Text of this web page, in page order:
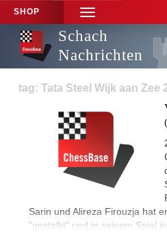
SHOP
TOGGLE
NAVIGATION
Schach
Nachrichten
tag: Tata Steel Wijk aan Zee
Sarin und Alireza Firouzja hat
"gestalkt" und in seinem Spiel